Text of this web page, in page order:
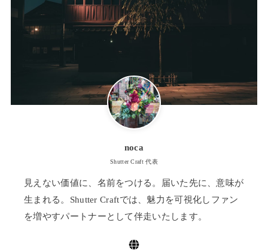
noca
Shutter Craft 代表
見えない価値に、名前をつける。届いた先に、意味が
生まれる。Shutter Craftでは、魅力を可視化しファン
を増やすパートナーとして伴走いたします。